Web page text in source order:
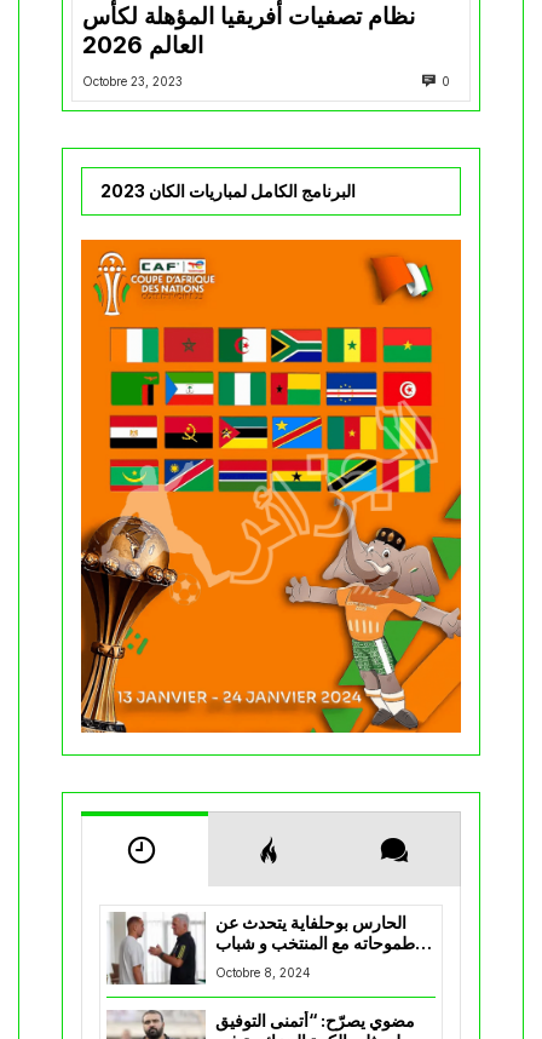
نظام تصفيات أفريقيا المؤهلة لكأس
العالم 2026
Octobre 23, 2023 0
البرنامج الكامل لمباريات الكان 2023
الحارس بوحلفاية يتحدث عن
طموحاته مع المنتخب و شباب
قسنطينة
Octobre 8, 2024
مضوي يصرّح: “أتمنى التوفيق